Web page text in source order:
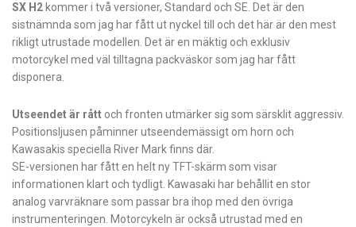
SX H2 kommer i två versioner, Standard och SE. Det är den
sistnämnda som jag har fått ut nyckel till och det här är den mest
rikligt utrustade modellen. Det är en mäktig och exklusiv
motorcykel med väl tilltagna packväskor som jag har fått
disponera.
Utseendet är rått och fronten utmärker sig som särsklit aggressiv.
Positionsljusen påminner utseendemässigt om horn och
Kawasakis speciella River Mark finns där.
SE-versionen har fått en helt ny TFT-skärm som visar
informationen klart och tydligt. Kawasaki har behållit en stor
analog varvräknare som passar bra ihop med den övriga
instrumenteringen. Motorcykeln är också utrustad med en